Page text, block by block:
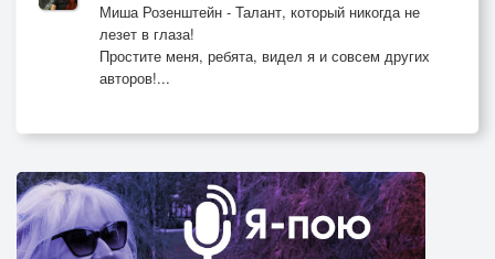
Миша Розенштейн - Талант, который никогда не
лезет в глаза!
Простите меня, ребята, видел я и совсем других
авторов!...